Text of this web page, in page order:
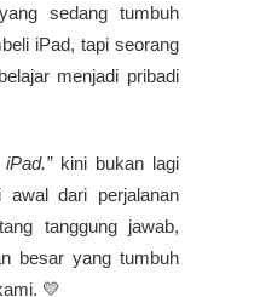
sedang tumbuh
iPad, tapi seorang
menjadi pribadi
kini bukan lagi
awal dari perjalanan
tanggung jawab,
besar yang tumbuh
💛